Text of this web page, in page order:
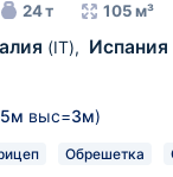
24 т 105 м³
(IT), Испания
выс=3м)
Обрешетка